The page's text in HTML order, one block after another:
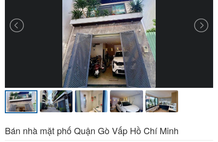
Bán nhà mặt phố Quận Gò Vấp Hồ Chí Minh